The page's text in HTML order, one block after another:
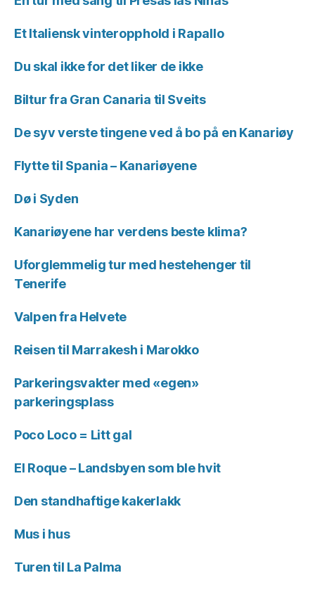
Et Italiensk vinteropphold i Rapallo
Du skal ikke for det liker de ikke
Biltur fra Gran Canaria til Sveits
De syv verste tingene ved å bo på en Kanariøy
Flytte til Spania – Kanariøyene
Dø i Syden
Kanariøyene har verdens beste klima?
Uforglemmelig tur med hestehenger til
Tenerife
Valpen fra Helvete
Reisen til Marrakesh i Marokko
Parkeringsvakter med «egen»
parkeringsplass
Poco Loco = Litt gal
El Roque – Landsbyen som ble hvit
Den standhaftige kakerlakk
Mus i hus
Turen til La Palma